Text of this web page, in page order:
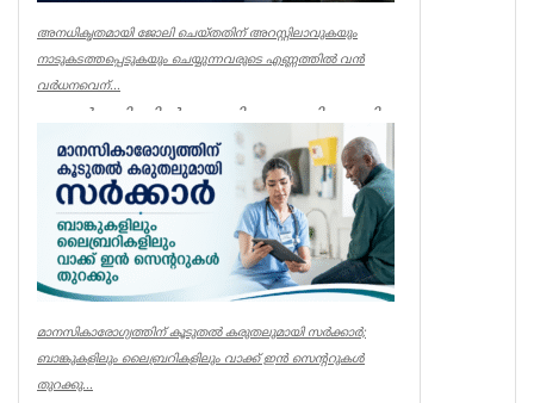
അനധികൃതമായി ജോലി ചെയ്തതിന് അറസ്റ്റിലാവുകയും
നാടുകടത്തപ്പെടുകയും ചെയ്യുന്നവരുടെ എണ്ണത്തിൽ വൻ
വർധനവെന്...
ലണ്ടൻ: ബ്രിട്ടനിൽ അനധികൃതമായി ജോലി
ചെയ്തതിന് അറസ്റ്റിലാവുകയും
നാടുകടത്തപ്പെടുകയും ചെയ്യുന്നവരുടെ
എണ...
UK NEWS
മാനസികാരോഗ്യത്തിന് കൂടുതൽ കരുതലുമായി സർക്കാർ;
ബാങ്കുകളിലും ലൈബ്രറികളിലും വാക്ക് ഇൻ സെന്ററുകൾ
തുറക്കു...